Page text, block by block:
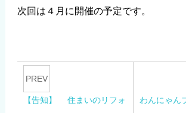
次回は４月に開催の予定です。
PREV
【告知】 住まいのリフォ わんにゃん